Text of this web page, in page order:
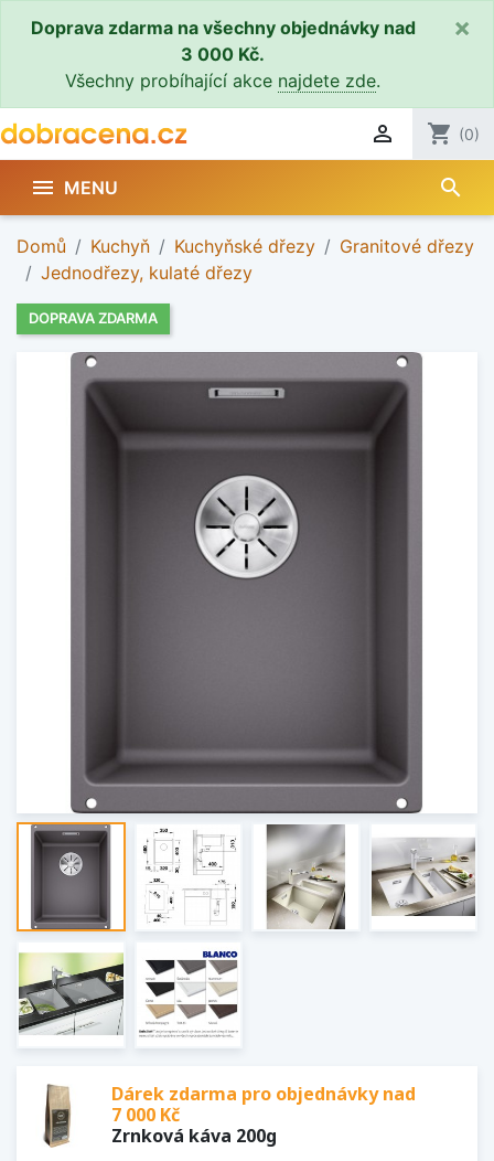
Doprava zdarma na všechny objednávky nad
3 000 Kč.
Všechny probíhající akce najdete zde.
×
 shopping_cart (0)
 MENU search
Domů Kuchyň Kuchyňské dřezy
Granitové dřezy
Jednodřezy, kulaté dřezy
DOPRAVA ZDARMA
Dárek zdarma pro objednávky nad
7 000 Kč
Zrnková káva 200g